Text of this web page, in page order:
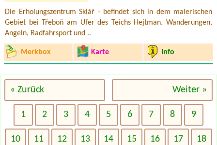
Die Erholungszentrum Sklář - befindet sich in dem malerischen
Gebiet bei Třeboň am Ufer des Teichs Hejtman. Wanderungen,
Angeln, Radfahrsport und ..
Merkbox Karte Info
« Zurück Weiter »
1 2 3 4 5 6 7 8 9
10 11 12 13 14 15 16 17 18